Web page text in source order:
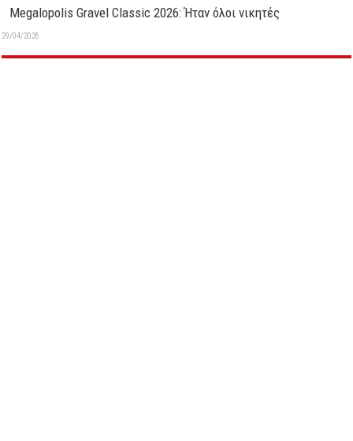
Megalopolis Gravel Classic 2026: Ήταν όλοι νικητές
29/04/2026